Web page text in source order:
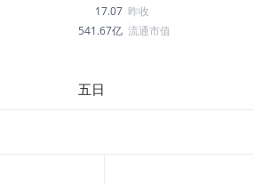
17.07 昨收
541.67亿 流通市值
18.90
五日